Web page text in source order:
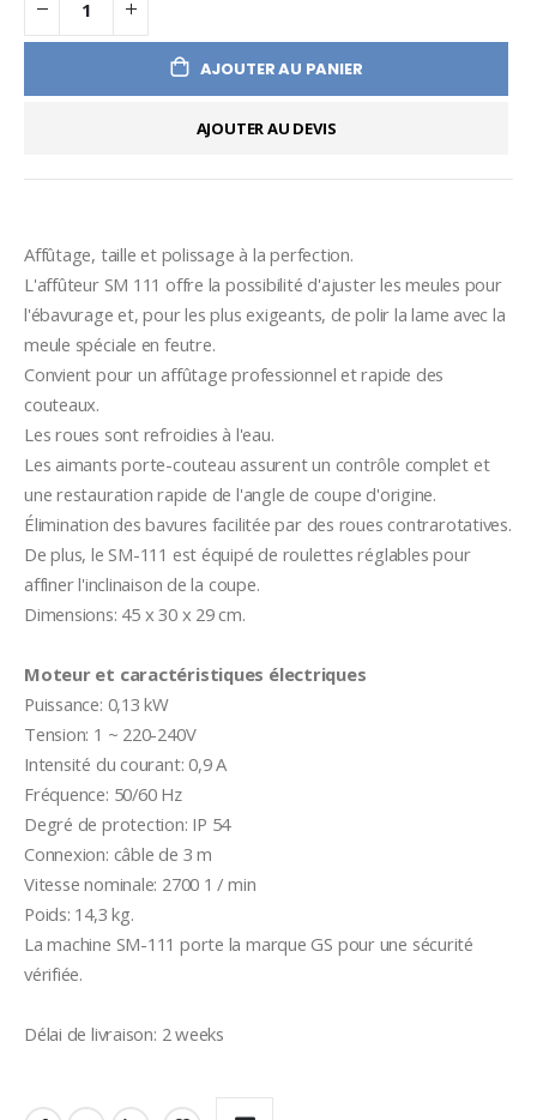
AJOUTER AU PANIER
AJOUTER AU DEVIS
Affûtage, taille et polissage à la perfection.
L'affûteur SM 111 offre la possibilité d'ajuster les meules pour
l'ébavurage et, pour les plus exigeants, de polir la lame avec la
meule spéciale en feutre.
Convient pour un affûtage professionnel et rapide des
couteaux.
Les roues sont refroidies à l'eau.
Les aimants porte-couteau assurent un contrôle complet et
une restauration rapide de l'angle de coupe d'origine.
Élimination des bavures facilitée par des roues contrarotatives.
De plus, le SM-111 est équipé de roulettes réglables pour
affiner l'inclinaison de la coupe.
Dimensions: 45 x 30 x 29 cm.
Moteur et caractéristiques électriques
Puissance: 0,13 kW
Tension: 1 ~ 220-240V
Intensité du courant: 0,9 A
Fréquence: 50/60 Hz
Degré de protection: IP 54
Connexion: câble de 3 m
Vitesse nominale: 2700 1 / min
Poids: 14,3 kg.
La machine SM-111 porte la marque GS pour une sécurité
vérifiée.
Délai de livraison: 2 weeks